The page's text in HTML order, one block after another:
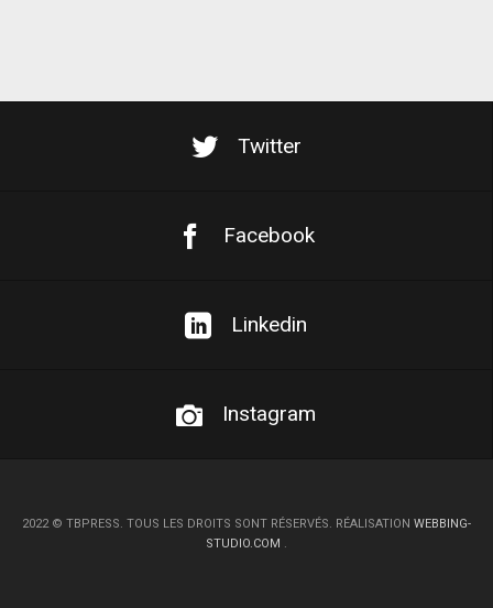
Twitter
Facebook
Linkedin
Instagram
2022 © TBPRESS. TOUS LES DROITS SONT RÉSERVÉS. RÉALISATION WEBBING-
STUDIO.COM .